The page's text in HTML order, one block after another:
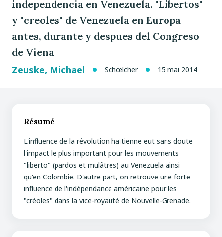
independencia en Venezuela. "Libertos"
y "creoles" de Venezuela en Europa
antes, durante y despues del Congreso
de Viena
Zeuske, Michael
Schœlcher 15 mai 2014
Résumé
L'influence de la révolution haïtienne eut sans doute
l'impact le plus important pour les mouvements
"liberto" (pardos et mulâtres) au Venezuela ainsi
qu'en Colombie. D'autre part, on retrouve une forte
influence de l'indépendance américaine pour les
"créoles" dans la vice-royauté de Nouvelle-Grenade.